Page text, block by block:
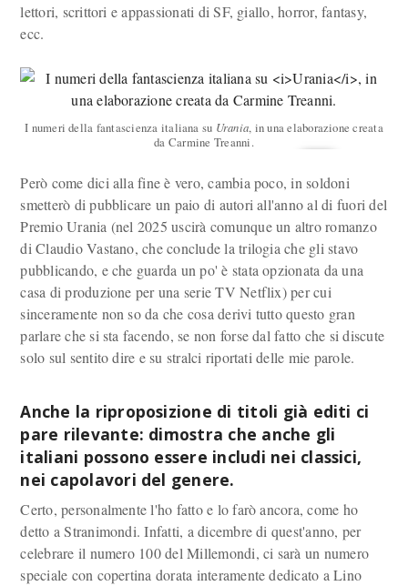
lettori, scrittori e appassionati di SF, giallo, horror, fantasy,
ecc.
I numeri della fantascienza italiana su Urania, in una elaborazione creata
da Carmine Treanni.
Però come dici alla fine è vero, cambia poco, in soldoni
smetterò di pubblicare un paio di autori all'anno al di fuori del
Premio Urania (nel 2025 uscirà comunque un altro romanzo
di Claudio Vastano, che conclude la trilogia che gli stavo
pubblicando, e che guarda un po' è stata opzionata da una
casa di produzione per una serie TV Netflix) per cui
sinceramente non so da che cosa derivi tutto questo gran
parlare che si sta facendo, se non forse dal fatto che si discute
solo sul sentito dire e su stralci riportati delle mie parole.
Anche la riproposizione di titoli già editi ci
pare rilevante: dimostra che anche gli
italiani possono essere includi nei classici,
nei capolavori del genere.
Certo, personalmente l'ho fatto e lo farò ancora, come ho
detto a Stranimondi. Infatti, a dicembre di quest'anno, per
celebrare il numero 100 del Millemondi, ci sarà un numero
speciale con copertina dorata interamente dedicato a Lino